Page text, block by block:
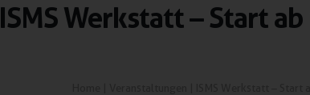
ISMS Werkstatt – Start